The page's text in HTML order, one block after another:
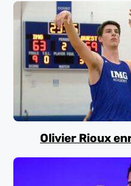
Olivier Rioux